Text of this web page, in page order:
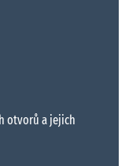
otvorů a jejich